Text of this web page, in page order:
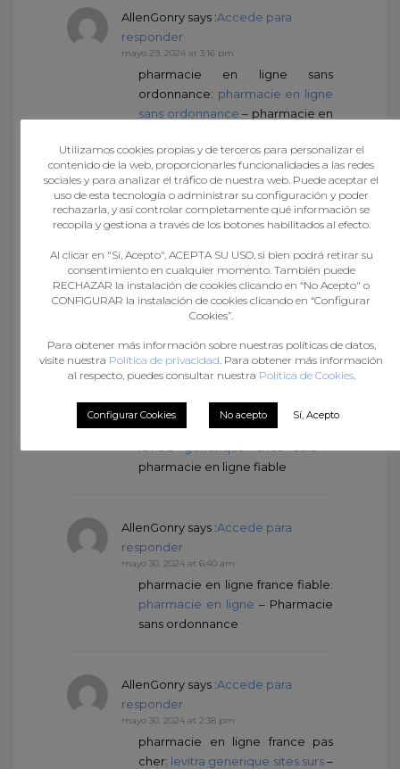
AllenGonry says :Accede para
responder
mayo 29, 2024 at 3:16 pm
pharmacie en ligne sans
ordonnance: pharmacie en ligne
sans ordonnance – pharmacie en
AllenGonrysays :Accede para
responder
mayo 29, 2024 at 11:29 pm
pharmacie en ligne livraison
europe:pharmacie en ligne pas
cher– Pharmacie en ligne
livraison Europe
IgnacioVen says :
Accede para
mayo 30, 2024 at 5:17 am
pharmacies en ligne certifiГ©es:
pharmacie en ligne fiable
AllenGonry says :Accede para
responder
mayo 30, 2024 at 6:40 am
pharmacie en ligne france fiable:
pharmacie en ligne – Pharmacie
sans ordonnance
AllenGonry says :Accede para
responder
mayo 30, 2024 at 2:38 pm
pharmacie en ligne france pas
cher: levitra generique sites surs–
Utilizamos cookies propias y de terceros para personalizar el
contenido de la web, proporcionarles funcionalidades a las redes
sociales y para analizar el tráfico de nuestra web. Puede aceptar el
uso de esta tecnología o administrar su configuración y poder
rechazarla, y así controlar completamente qué información se
recopila y gestiona a través de los botones habilitados al efecto.
Al clicar en "Sí, Acepto", ACEPTA SU USO, si bien podrá retirar su
consentimiento en cualquier momento. También puede
RECHAZAR la instalación de cookies clicando en “No Acepto" o
CONFIGURAR la instalación de cookies clicando en “Configurar
Cookies”.
Para obtener más información sobre nuestras políticas de datos,
visite nuestra Política de privacidad. Para obtener más información
al respecto, puedes consultar nuestra Política de Cookies.
Configurar Cookies No acepto Sí, Acepto